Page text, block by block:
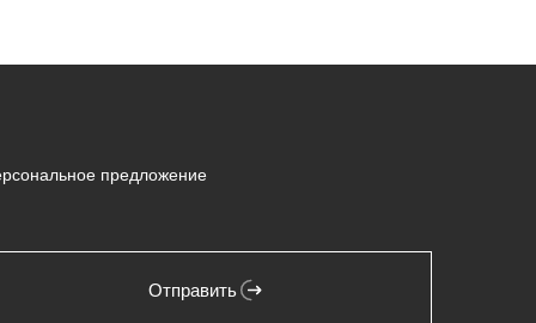
предложение
Отправить